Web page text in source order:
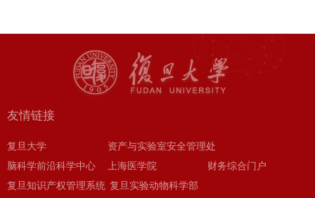
友情链接
复旦大学
资产与实验室安全管理处
脑科学前沿科学中心
上海医学院
财务综合门户
复旦知识产权管理系统 复旦实验动物科学部